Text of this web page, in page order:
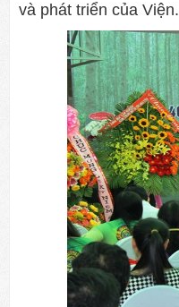
và phát triển của Viện.